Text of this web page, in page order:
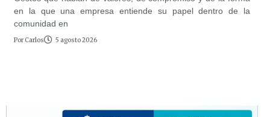
en la que una empresa entiende su papel dentro de la
comunidad en
Por Carlos 5 agosto 2026